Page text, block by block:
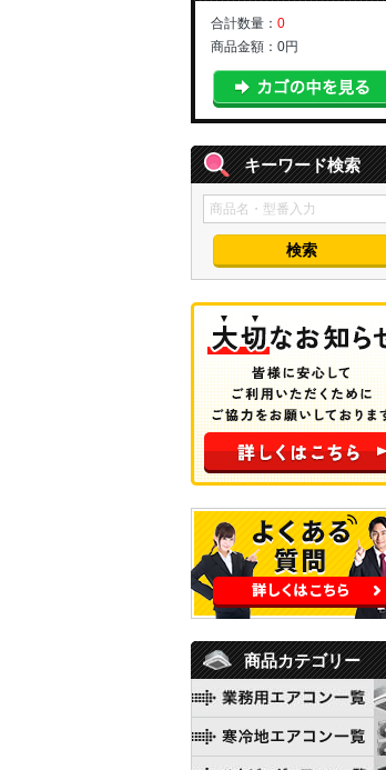
合計数量： 0
商品金額： 0円
キーワード検索
商品カテゴリー